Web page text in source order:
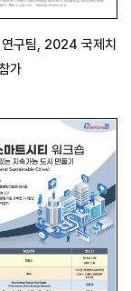
구팀, 2024 국제치
가